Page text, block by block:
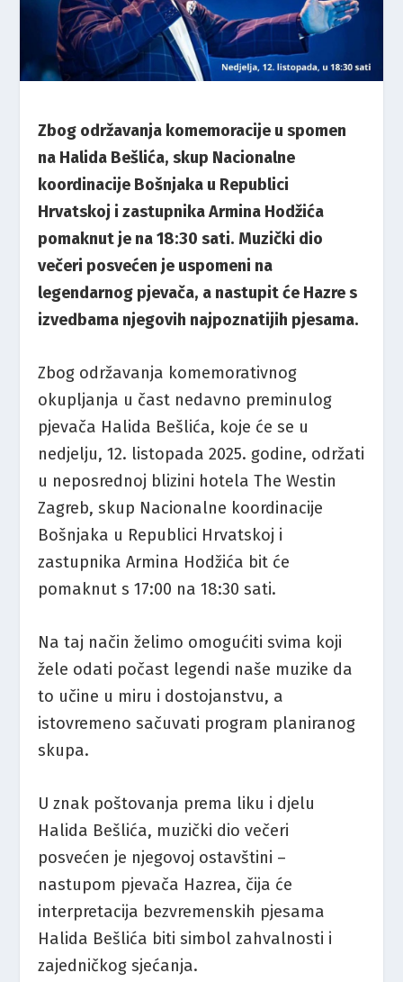
Zbog održavanja komemoracije u spomen
na Halida Bešlića, skup Nacionalne
koordinacije Bošnjaka u Republici
Hrvatskoj i zastupnika Armina Hodžića
pomaknut je na 18:30 sati. Muzički dio
večeri posvećen je uspomeni na
legendarnog pjevača, a nastupit će Hazre s
izvedbama njegovih najpoznatijih pjesama.
Zbog održavanja komemorativnog
okupljanja u čast nedavno preminulog
pjevača Halida Bešlića, koje će se u
nedjelju, 12. listopada 2025. godine, održati
u neposrednoj blizini hotela The Westin
Zagreb, skup Nacionalne koordinacije
Bošnjaka u Republici Hrvatskoj i
zastupnika Armina Hodžića bit će
pomaknut s 17:00 na 18:30 sati.
Na taj način želimo omogućiti svima koji
žele odati počast legendi naše muzike da
to učine u miru i dostojanstvu, a
istovremeno sačuvati program planiranog
skupa.
U znak poštovanja prema liku i djelu
Halida Bešlića, muzički dio večeri
posvećen je njegovoj ostavštini –
nastupom pjevača Hazrea, čija će
interpretacija bezvremenskih pjesama
Halida Bešlića biti simbol zahvalnosti i
zajedničkog sjećanja.